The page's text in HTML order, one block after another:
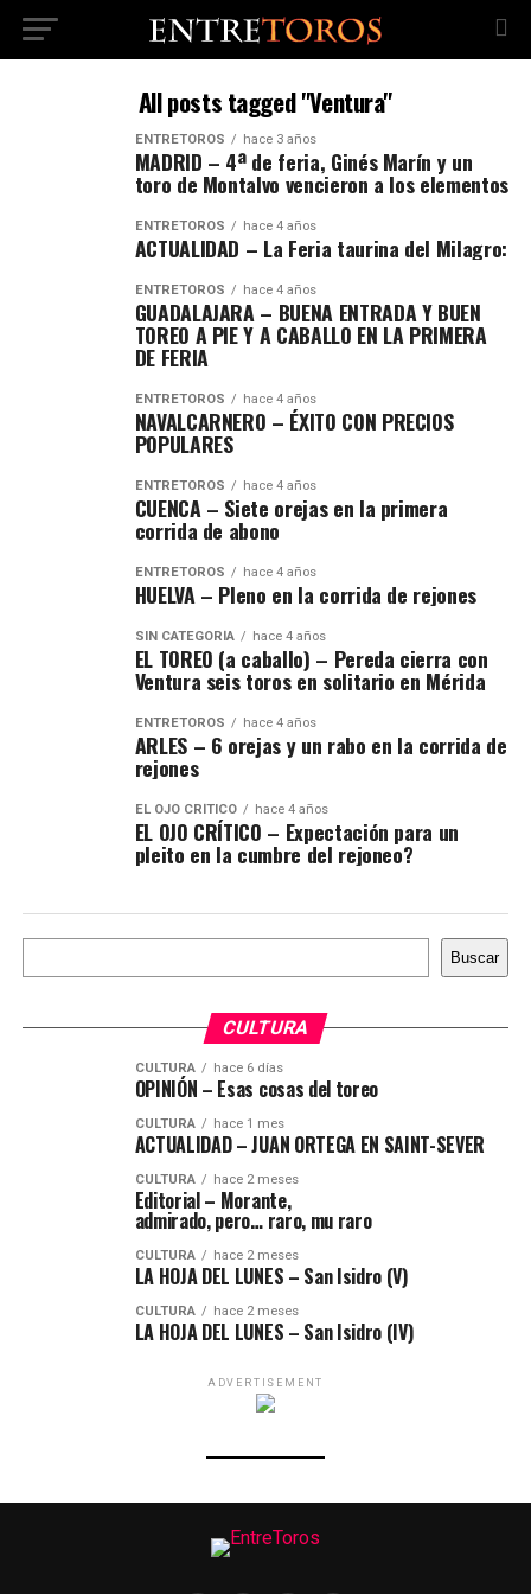
All posts tagged "Ventura"
ENTRETOROS hace 3 años
MADRID – 4ª de feria, Ginés Marín y un
toro de Montalvo vencieron a los elementos
ENTRETOROS hace 4 años
ACTUALIDAD – La Feria taurina del Milagro:
ENTRETOROS hace 4 años
GUADALAJARA – BUENA ENTRADA Y BUEN
TOREO A PIE Y A CABALLO EN LA PRIMERA
DE FERIA
ENTRETOROS hace 4 años
NAVALCARNERO – ÉXITO CON PRECIOS
POPULARES
ENTRETOROS hace 4 años
CUENCA – Siete orejas en la primera
corrida de abono
ENTRETOROS hace 4 años
HUELVA – Pleno en la corrida de rejones
SIN CATEGORÍA hace 4 años
EL TOREO (a caballo) – Pereda cierra con
Ventura seis toros en solitario en Mérida
ENTRETOROS hace 4 años
ARLES – 6 orejas y un rabo en la corrida de
rejones
EL OJO CRÍTICO hace 4 años
EL OJO CRÍTICO – Expectación para un
pleito en la cumbre del rejoneo?
Buscar
Buscar
CULTURA
CULTURA hace 6 días
OPINIÓN – Esas cosas del toreo
CULTURA hace 1 mes
ACTUALIDAD – JUAN ORTEGA EN SAINT-SEVER
CULTURA hace 2 meses
Editorial – Morante,
admirado, pero… raro, mu raro
CULTURA hace 2 meses
LA HOJA DEL LUNES – San Isidro (V)
CULTURA hace 2 meses
LA HOJA DEL LUNES – San Isidro (IV)
ADVERTISEMENT